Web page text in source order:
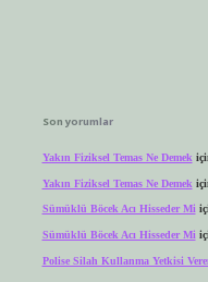
Son yorumlar
Yakın Fiziksel Temas Ne Demek
Yakın Fiziksel Temas Ne Demek
Sümüklü Böcek Acı Hisseder Mi
Sümüklü Böcek Acı Hisseder Mi
Polise Silah Kullanma Yetkisi